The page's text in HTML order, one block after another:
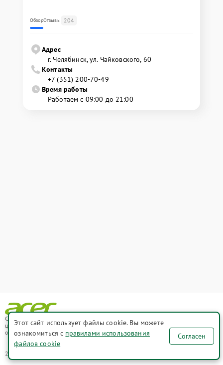
ОбзорОтзывы 204
Адрес
г. Челябинск, ул. Чайковского, 60
Контакты
+7 (351) 200-70-49
Время работы
Работаем с 09:00 до 21:00
СЦ chl.acer-fixim.ru - сеть сервисных
центров в Челябинске по ремонту и
обслуживанию техники Acer
2021-2026 © СЦ chl.acer-fixim.ru
Этот сайт использует файлы cookie. Вы можете
ознакомиться с правилами использования
файлов cookie
Согласен